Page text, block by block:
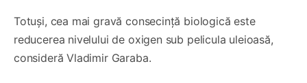
Totuși, cea mai gravă consecință biologică este
reducerea nivelului de oxigen sub pelicula uleioasă,
consideră Vladimir Garaba.